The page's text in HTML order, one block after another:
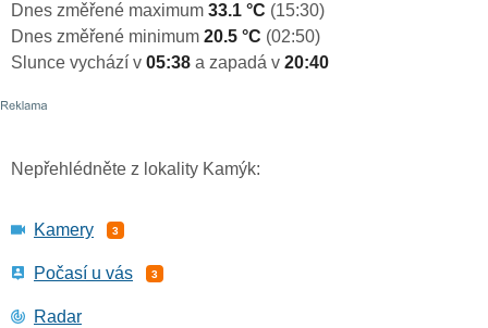
Dnes změřené maximum 33.1 °C (15:30)
Dnes změřené minimum 20.5 °C (02:50)
Slunce vychází v 05:38 a zapadá v 20:40
Nepřehlédněte z lokality Kamýk:
Kamery 3
Počasí u vás 3
Radar